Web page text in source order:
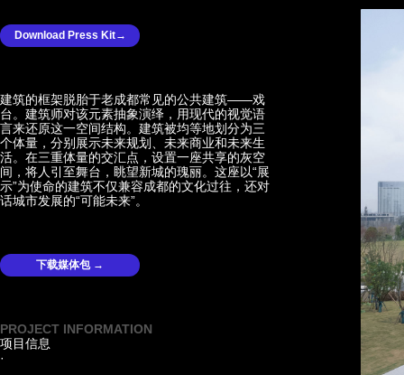
Download Press Kit→
下载媒体包 →
建筑的框架脱胎于老成都常见的公共建筑——戏
台。建筑师对该元素抽象演绎，用现代的视觉语
言来还原这一空间结构。建筑被均等地划分为三
个体量，分别展示未来规划、未来商业和未来生
活。在三重体量的交汇点，设置一座共享的灰空
间，将人引至舞台，眺望新城的瑰丽。这座以“展
示”为使命的建筑不仅兼容成都的文化过往，还对
话城市发展的“可能未来”。
PROJECT INFORMATION
项目信息
·